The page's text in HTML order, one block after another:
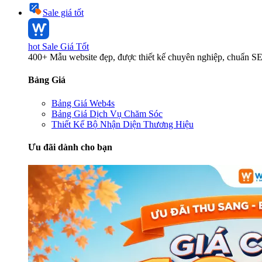
Sale giá tốt
hot Sale Giá Tốt
400+ Mẫu website đẹp, được thiết kế chuyên nghiệp, chuẩn
Bảng Giá
Bảng Giá Web4s
Bảng Giá Dịch Vụ Chăm Sóc
Thiết Kế Bộ Nhận Diện Thương Hiệu
Ưu đãi dành cho bạn